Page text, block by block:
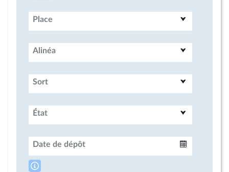
Place
Alinéa
Sort
État
Date de dépôt